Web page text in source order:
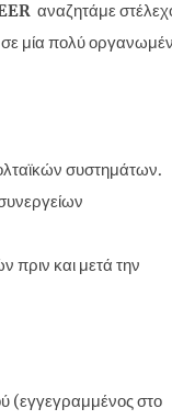
αναζητάμε
σε μία πολύ
συστημάτων.
πριν και μετά την
(εγγεγραμμένος στο